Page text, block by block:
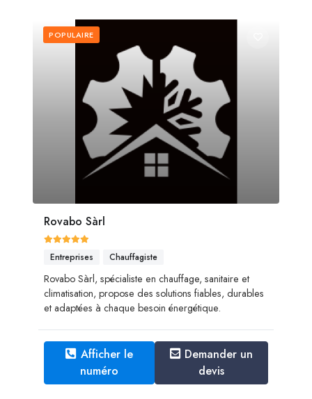
POPULAIRE
Rovabo Sàrl
Entreprises Chauffagiste
Rovabo Sàrl, spécialiste en chauffage, sanitaire et
climatisation, propose des solutions fiables, durables
et adaptées à chaque besoin énergétique.
Afficher le
numéro
Demander un
devis